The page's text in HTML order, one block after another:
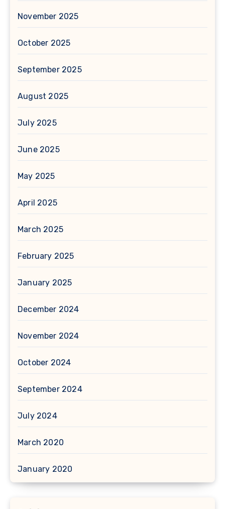
November 2025
October 2025
September 2025
August 2025
July 2025
June 2025
May 2025
April 2025
March 2025
February 2025
January 2025
December 2024
November 2024
October 2024
September 2024
July 2024
March 2020
January 2020